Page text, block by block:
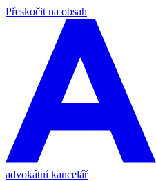
Přeskočit na obsah
advokátní kancelář